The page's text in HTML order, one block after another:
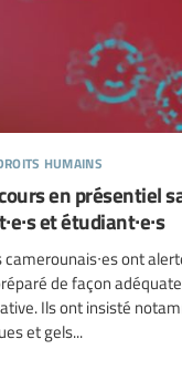
humains
en présentiel
et étudiant∙e∙s
camerounais∙es ont
de façon
Ils ont insisté
et gels...